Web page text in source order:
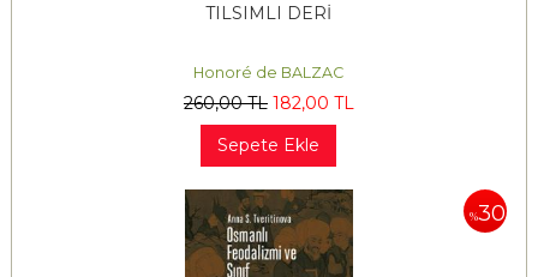
TILSIMLI DERİ
Honoré de BALZAC
260,00TL 182,00 TL
Sepete Ekle
%30